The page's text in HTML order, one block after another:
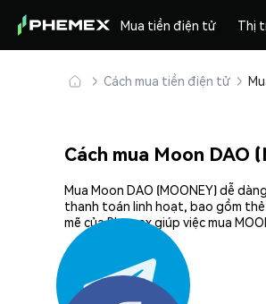
Mua tiền điện tử Thị
Cách mua tiền điện tử
Cách mua Moon DAO
Mua Moon DAO (MOONEY) dễ
thanh toán linh hoạt, bao gồm
mẽ của Phemex giúp việc mua